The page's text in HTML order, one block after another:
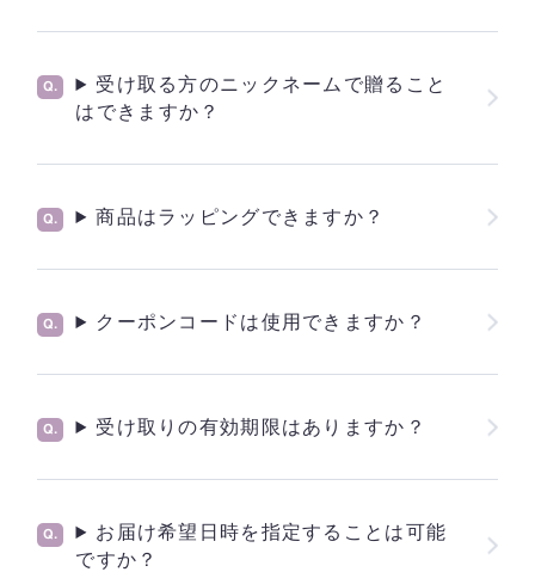
受け取る方のニックネームで贈ること
はできますか？
商品はラッピングできますか？
クーポンコードは使用できますか？
受け取りの有効期限はありますか？
お届け希望日時を指定することは可能
ですか？